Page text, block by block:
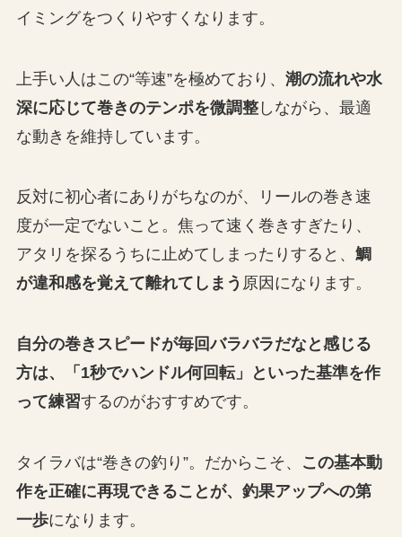
イミングをつくりやすくなります。
上手い人はこの“等速”を極めており、 潮の流れや水
深に応じて巻きのテンポを微調整しながら、最適
な動きを維持しています。
反対に初心者にありがちなのが、リールの巻き速
度が一定でないこと。焦って速く巻きすぎたり、
アタリを探るうちに止めてしまったりすると、 鯛
が違和感を覚えて離れてしまう 原因になります。
自分の巻きスピードが毎回バラバラだなと感じる
方は、「1秒でハンドル何回転」といった基準を作
って練習するのがおすすめです。
タイラバは“巻きの釣り”。だからこそ、
この基本動
作を正確に再現できることが、釣果アップへの第
一歩になります。